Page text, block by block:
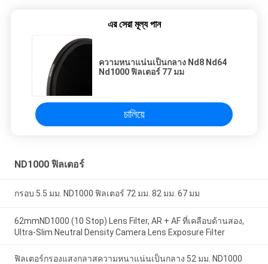
এর সেরা মূল্য পান
ความหนาแน่นเป็นกลาง Nd8 Nd64
Nd1000 ฟิลเตอร์ 77 มม
চালিয়ে
ND1000 ฟิลเตอร์
กรอบ 5.5 มม. ND1000 ฟิลเตอร์ 72 มม. 82 มม. 67 มม
62mmND1000 (10 Stop) Lens Filter, AR + AF ที่เคลือบด้านสอง,
Ultra-Slim Neutral Density Camera Lens Exposure Filter
ฟิลเตอร์กรองแสงกลาสความหนาแน่นเป็นกลาง 52 มม. ND1000